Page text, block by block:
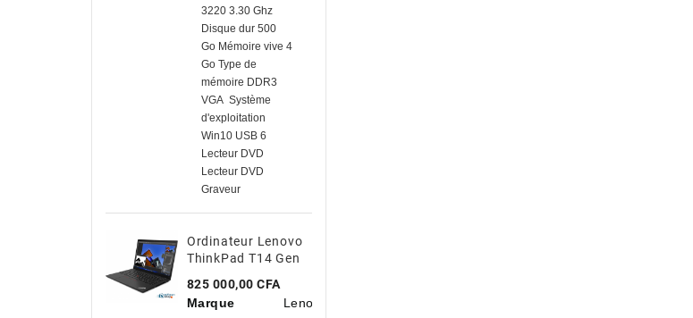
3220 3.30 Ghz
Disque dur 500
Go Mémoire vive 4
Go Type de
mémoire DDR3
VGA Système
d'exploitation
Win10 USB 6
Lecteur DVD
Lecteur DVD
Graveur
Ordinateur Lenovo
ThinkPad T14 Gen
1260P, 14"
Antireflet, 16 Go
Prix
825 000,00 CFA
Marque
Lenovo